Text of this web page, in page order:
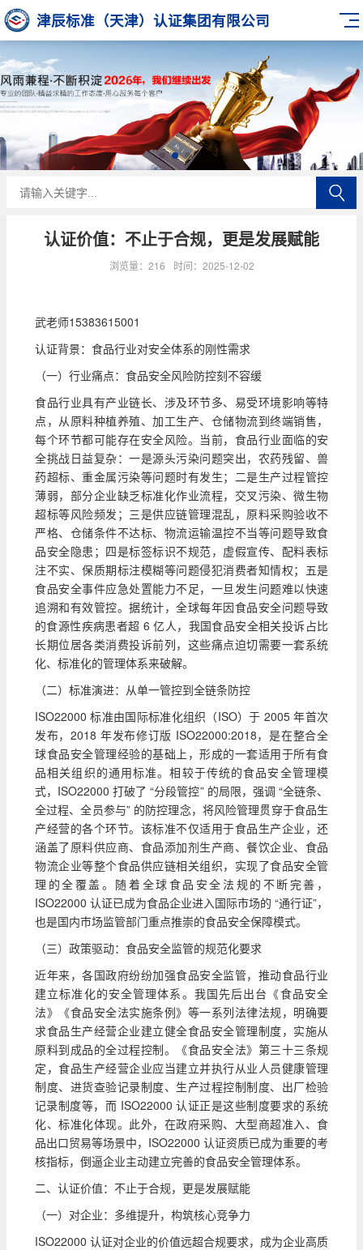
津辰标准（天津）认证集团有限公司
认证价值：不止于合规，更是发展赋能
浏览量：216 时间：2025-12-02
武老师15383615001
认证背景：食品行业对安全体系的刚性需求
（一）行业痛点：食品安全风险防控刻不容缓
食品行业具有产业链长、涉及环节多、易受环境影响等特
点，从原料种植养殖、加工生产、仓储物流到终端销售，
每个环节都可能存在安全风险。当前，食品行业面临的安
全挑战日益复杂：一是源头污染问题突出，农药残留、兽
药超标、重金属污染等问题时有发生；二是生产过程管控
薄弱，部分企业缺乏标准化作业流程，交叉污染、微生物
超标等风险频发；三是供应链管理混乱，原料采购验收不
严格、仓储条件不达标、物流运输温控不当等问题导致食
品安全隐患；四是标签标识不规范，虚假宣传、配料表标
注不实、保质期标注模糊等问题侵犯消费者知情权；五是
食品安全事件应急处置能力不足，一旦发生问题难以快速
追溯和有效管控。据统计，全球每年因食品安全问题导致
的食源性疾病患者超 6 亿人，我国食品安全相关投诉占比
长期位居各类消费投诉前列，这些痛点迫切需要一套系统
化、标准化的管理体系来破解。
（二）标准演进：从单一管控到全链条防控
ISO22000 标准由国际标准化组织（ISO）于 2005 年首次
发布，2018 年发布修订版 ISO22000:2018，是在整合全
球食品安全管理经验的基础上，形成的一套适用于所有食
品相关组织的通用标准。相较于传统的食品安全管理模
式，ISO22000 打破了 “分段管控” 的局限，强调 “全链条、
全过程、全员参与” 的防控理念，将风险管理贯穿于食品生
产经营的各个环节。该标准不仅适用于食品生产企业，还
涵盖了原料供应商、食品添加剂生产商、餐饮企业、食品
物流企业等整个食品供应链相关组织，实现了食品安全管
理的全覆盖。随着全球食品安全法规的不断完善，
ISO22000 认证已成为食品企业进入国际市场的 “通行证”，
也是国内市场监管部门重点推崇的食品安全保障模式。
（三）政策驱动：食品安全监管的规范化要求
近年来，各国政府纷纷加强食品安全监管，推动食品行业
建立标准化的安全管理体系。我国先后出台《食品安全
法》《食品安全法实施条例》等一系列法律法规，明确要
求食品生产经营企业建立健全食品安全管理制度，实施从
原料到成品的全过程控制。《食品安全法》第三十三条规
定，食品生产经营企业应当建立并执行从业人员健康管理
制度、进货查验记录制度、生产过程控制制度、出厂检验
记录制度等，而 ISO22000 认证正是这些制度要求的系统
化、标准化体现。此外，在政府采购、大型商超准入、食
品出口贸易等场景中，ISO22000 认证资质已成为重要的考
核指标，倒逼企业主动建立完善的食品安全管理体系。
二、认证价值：不止于合规，更是发展赋能
（一）对企业：多维提升，构筑核心竞争力
ISO22000 认证对企业的价值远超合规要求，成为企业高质